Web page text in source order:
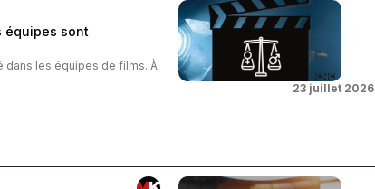
équipes sont
dans les équipes de films. À
23 juillet 2026